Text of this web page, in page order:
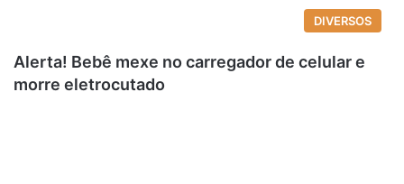
DIVERSOS
Alerta! Bebê mexe no carregador de celular e
morre eletrocutado